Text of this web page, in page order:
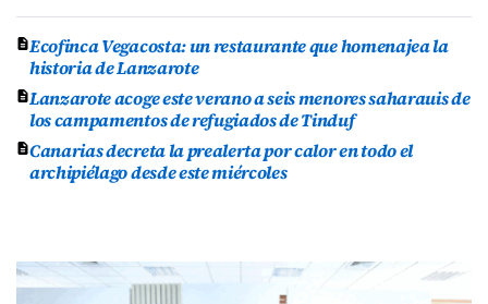
Ecofinca Vegacosta: un restaurante que homenajea la
historia de Lanzarote
Lanzarote acoge este verano a seis menores saharauis de
los campamentos de refugiados de Tinduf
Canarias decreta la prealerta por calor en todo el
archipiélago desde este miércoles